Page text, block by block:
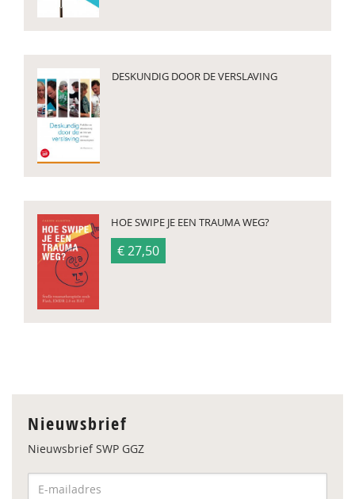
DESKUNDIG DOOR DE VERSLAVING
HOE SWIPE JE EEN TRAUMA WEG?
€ 27,50
Nieuwsbrief
Nieuwsbrief SWP GGZ